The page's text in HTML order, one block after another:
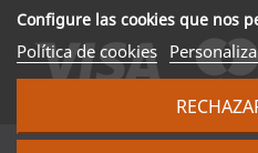
Configure las cookies que nos
Política de cookies